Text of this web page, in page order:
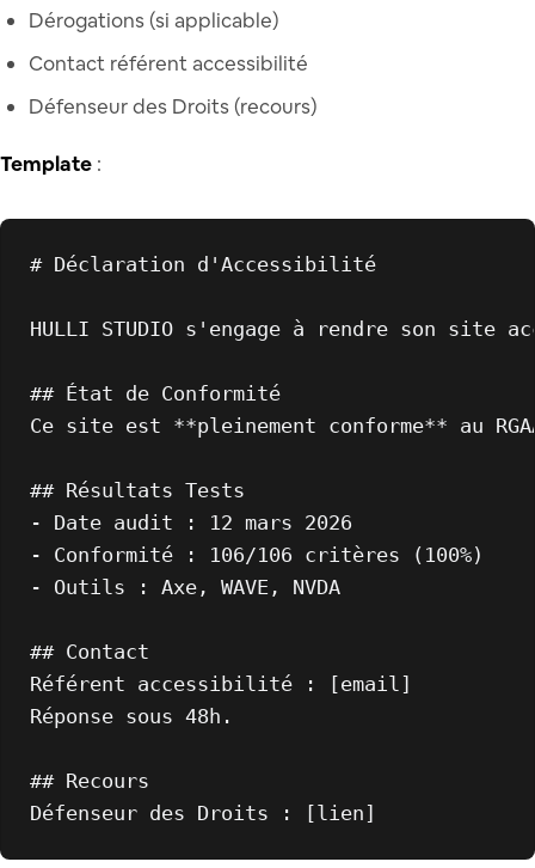
Dérogations (si applicable)
Contact référent accessibilité
Défenseur des Droits (recours)
Template :
# Déclaration d'Accessibilité
HULLI STUDIO s'engage à rendre son site
## État de Conformité
Ce site est **pleinement conforme** au
## Résultats Tests
- Date audit : 12 mars 2026
- Conformité : 106/106 critères (100%)
- Outils : Axe, WAVE, NVDA
## Contact
Référent accessibilité : [email]
Réponse sous 48h.
## Recours